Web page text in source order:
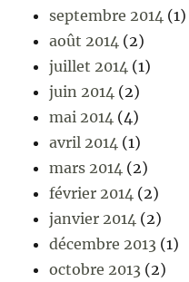
septembre 2014 (1)
août 2014 (2)
juillet 2014 (1)
juin 2014 (2)
mai 2014 (4)
avril 2014 (1)
mars 2014 (2)
février 2014 (2)
janvier 2014 (2)
décembre 2013 (1)
octobre 2013 (2)